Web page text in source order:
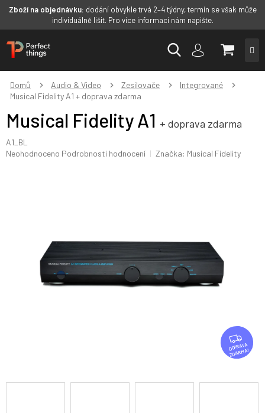
Zboží na objednávku: dodání obvykle trvá 2–4 týdny, termín se však může
individuálně lišit. Pro více informací nám napište.
na
obsah
KOŠÍK
Domů Audio & Video Zesilovače
Integrované
Musical Fidelity A1 + doprava zdarma
Musical Fidelity A1 + doprava zdarma
A1_BL
Průměrné
Neohodnoceno Podrobnosti hodnocení Značka: Musical Fidelity
Z
D
A
M
ZDARMA